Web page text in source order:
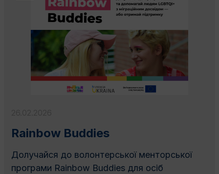
Rainbow Buddies
Долучайся до волонтерської менторської
програми Rainbow Buddies для осіб